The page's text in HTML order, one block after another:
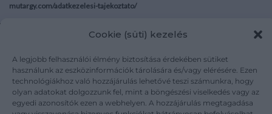
Cookie (süti) kezelés
A legjobb felhasználói élmény biztosítása érdekében sütiket
használunk az eszközinformációk tárolására és/vagy elérésére. Ezen
technológiákhoz való hozzájárulás lehetővé teszi számunkra, hogy
olyan adatokat dolgozzunk fel, mint a böngészési viselkedés vagy az
egyedi azonosítók ezen a webhelyen. A hozzájárulás megtagadása
mutargy.com/adatkezelesi-tajekoztato/
Karrier
Kapcsolat
Áraink
Adatvédelem
Impresszum